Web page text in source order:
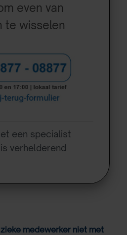
even van
te wisselen
een specialist
verhelderend
medewerker niet met